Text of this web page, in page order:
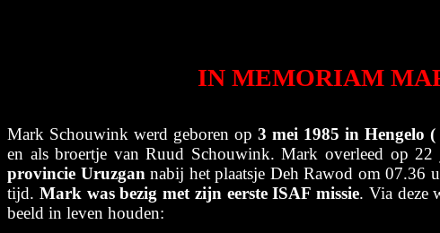
IN MEMORIAM
Mark Schouwink werd geboren op 3 mei 1985 in Hengelo
en als broertje van Ruud Schouwink. Mark overleed op 22
provincie Uruzgan nabij het plaatsje Deh Rawod om 07.36
tijd. Mark was bezig met zijn eerste ISAF missie. Via deze
beeld in leven houden: